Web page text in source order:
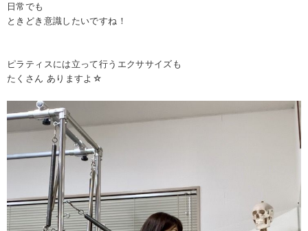
日常でも
ときどき意識したいですね！
ピラティスには立って行うエクササイズも
たくさん ありますよ☆